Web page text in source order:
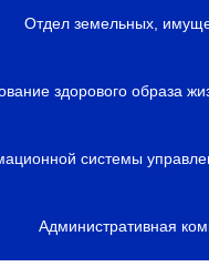
Отдел земельных,
здорового образа
системы
Административная